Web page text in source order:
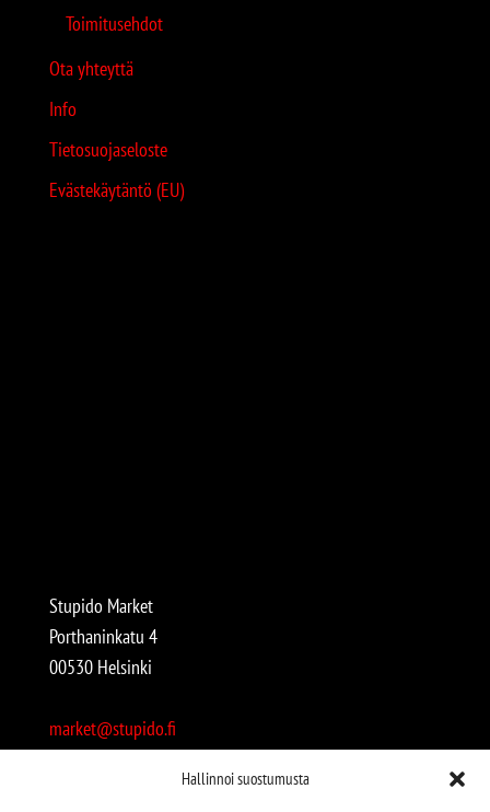
Hallinnoi suostumusta
Toimitusehdot
Ota yhteyttä
Info
Tietosuojaseloste
Evästekäytäntö (EU)
Stupido Market
Porthaninkatu 4
00530 Helsinki
market@stupido.fi